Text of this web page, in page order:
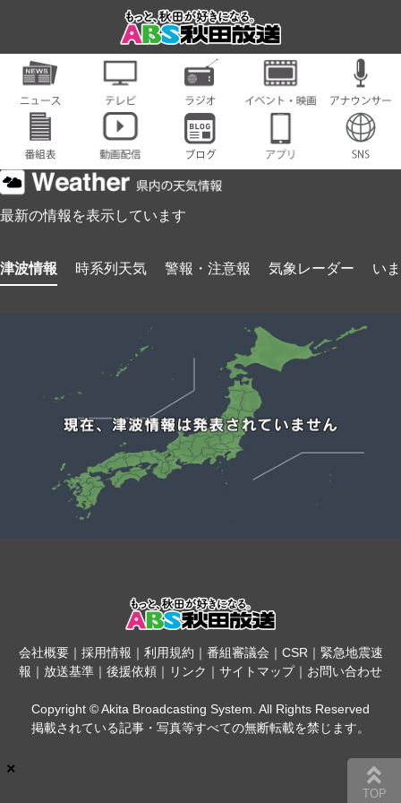
×
最新の情報を表示しています
津波情報 時系列天気 警報・注意報 気象レーダー い
会社概要｜ 採用情報 ｜ 利用規約 ｜ 番組審議会 ｜ CSR｜ 緊急地震速
報 ｜ 放送基準 ｜ 後援依頼 ｜ リンク ｜ サイトマップ｜ お問い合わせ
Copyright © Akita Broadcasting System. All Rights Reserved
掲載されている記事・写真等すべての無断転載を禁じます。